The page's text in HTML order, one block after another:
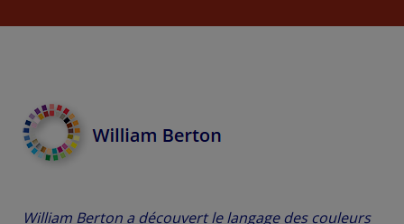
William Berton a découvert le langage des couleurs